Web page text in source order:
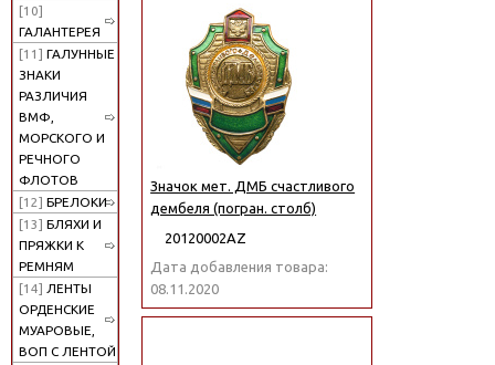
[10]
ГАЛАНТЕРЕЯ
[11] ГАЛУННЫЕ
ЗНАКИ
РАЗЛИЧИЯ
ВМФ,
МОРСКОГО И
РЕЧНОГО
ФЛОТОВ
[12] БРЕЛОКИ
[13] БЛЯХИ И
ПРЯЖКИ К
РЕМНЯМ
[14] ЛЕНТЫ
ОРДЕНСКИЕ
МУАРОВЫЕ,
ВОП С ЛЕНТОЙ
Значок мет. ДМБ счастливого
дембеля (погран. столб)
20120002АZ
Дата добавления товара:
08.11.2020